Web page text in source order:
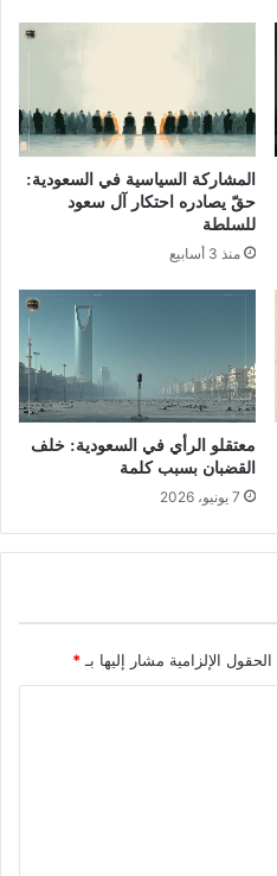
المشاركة السياسية في السعودية:
حقّ يصادره احتكار آل سعود
للسلطة
منذ 3 أسابيع
معتقلو الرأي في السعودية: خلف
القضبان بسبب كلمة
7 يونيو، 2026
الحقول الإلزامية مشار إليها بـ*